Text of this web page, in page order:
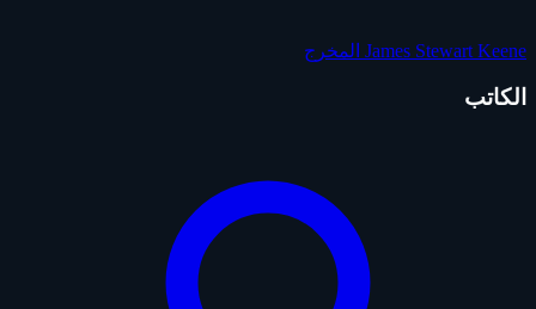
James Stewart Keene المخرج
الكاتب